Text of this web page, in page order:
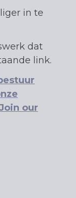
in te
dat
link.
our